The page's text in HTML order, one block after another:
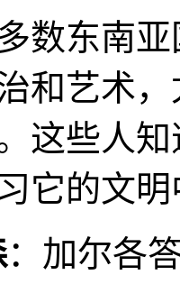
数东南
和艺术
这些人
它的文
：加尔各